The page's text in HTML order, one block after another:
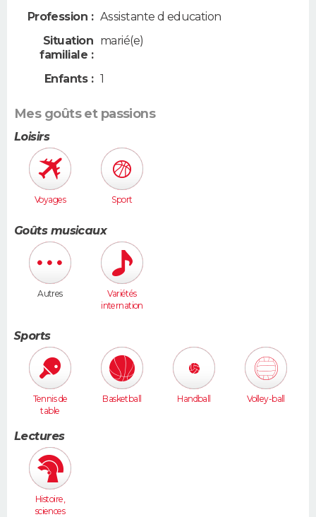
Profession : Assistante d education
Situation
familiale :
marié(e)
Enfants : 1
Mes goûts et passions
Loisirs
Voyages Sport
Goûts musicaux
Autres
Variétés
internation
Sports
Tennis de
table
Basketball Handball Volley-ball
Lectures
Histoire,
sciences